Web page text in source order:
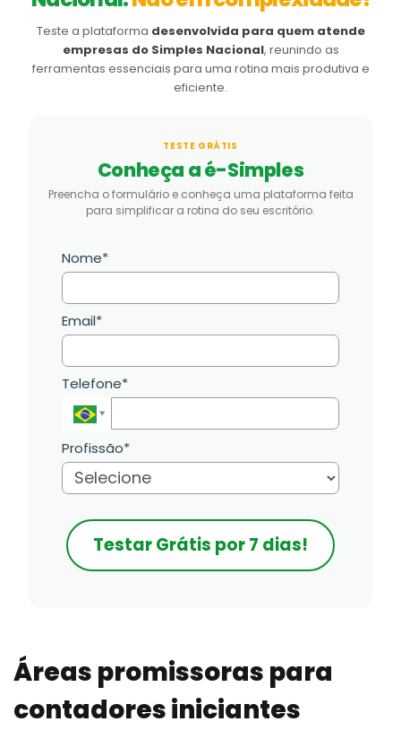
Teste a plataforma desenvolvida para quem atende
empresas do Simples Nacional, reunindo as
ferramentas essenciais para uma rotina mais produtiva e
eficiente.
TESTE GRÁTIS
Conheça a é-Simples
Preencha o formulário e conheça uma plataforma feita
para simplificar a rotina do seu escritório.
Nome*
Email*
Telefone*
Profissão*
Testar Grátis por 7 dias!
Áreas promissoras para
contadores iniciantes